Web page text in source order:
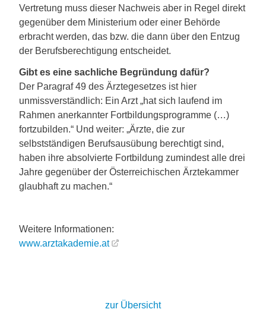
Vertretung muss dieser Nachweis aber in Regel direkt
gegenüber dem Ministerium oder einer Behörde
erbracht werden, das bzw. die dann über den Entzug
der Berufsberechtigung entscheidet.
Gibt es eine sachliche Begründung dafür?
Der Paragraf 49 des Ärztegesetzes ist hier
unmissverständlich: Ein Arzt „hat sich laufend im
Rahmen anerkannter Fortbildungsprogramme (…)
fortzubilden.“ Und weiter: „Ärzte, die zur
selbstständigen Berufsausübung berechtigt sind,
haben ihre absolvierte Fortbildung zumindest alle drei
Jahre gegenüber der Österreichischen Ärztekammer
glaubhaft zu machen.“
Weitere Informationen:
www.arztakademie.at
zur Übersicht